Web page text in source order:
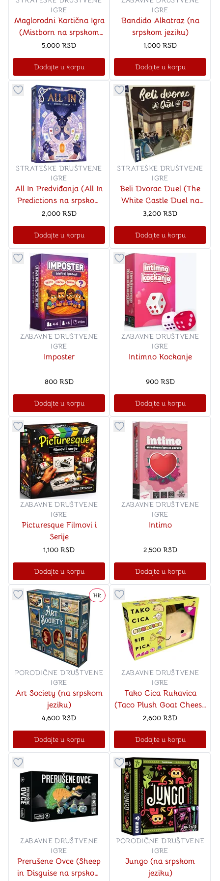
IGRE
Maglorodni Kartična Igra
(Mistborn na srpskom
jeziku)
5,000 RSD
Dodajte u korpu
IGRE
Bandido Alkatraz (na
srpskom jeziku)
1,000 RSD
Dodajte u korpu
Dugme za dodavanje stvari u kategoriju omiljeno
STRATEŠKE DRUŠTVENE
IGRE
All In Predviđanja (All In
Predictions na srpskom
jeziku)
2,000 RSD
Dodajte u korpu
Dugme za dodavanje stvari
STRATEŠKE DRUŠTVENE
IGRE
Beli Dvorac Duel (The
White Castle Duel na
srpskom jeziku)
3,200 RSD
Dodajte u korpu
Dugme za dodavanje stvari u kategoriju omiljeno
ZABAVNE DRUŠTVENE
IGRE
Imposter
800 RSD
Dodajte u korpu
Dugme za dodavanje stvari
ZABAVNE DRUŠTVENE
IGRE
Intimno Kockanje
900 RSD
Dodajte u korpu
Dugme za dodavanje stvari u kategoriju omiljeno
ZABAVNE DRUŠTVENE
IGRE
Picturesque Filmovi i
Serije
1,100 RSD
Dodajte u korpu
Dugme za dodavanje stvari
ZABAVNE DRUŠTVENE
IGRE
Intimo
2,500 RSD
Dodajte u korpu
Dugme za dodavanje stvari u kategoriju omiljeno
Hit
PORODIČNE DRUŠTVENE
IGRE
Art Society (na srpskom
jeziku)
4,600 RSD
Dodajte u korpu
Dugme za dodavanje stvari
ZABAVNE DRUŠTVENE
IGRE
Tako Cica Rukavica
(Taco Plush Goat Cheese
Pizza na srpskom jeziku)
2,600 RSD
Dodajte u korpu
Dugme za dodavanje stvari u kategoriju omiljeno
ZABAVNE DRUŠTVENE
IGRE
Prerušene Ovce (Sheep
in Disguise na srpskom
Dugme za dodavanje stvari
PORODIČNE DRUŠTVENE
IGRE
Jungo (na srpskom
jeziku)